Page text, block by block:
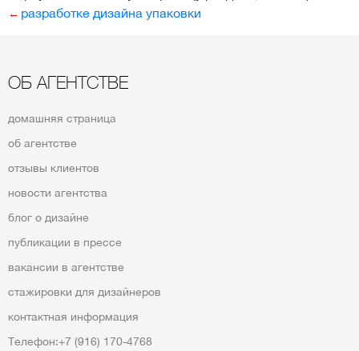
разработке дизайна упаковки
ОБ АГЕНТСТВЕ
домашняя страница
об агентстве
отзывы клиентов
новости агентства
блог о дизайне
публикации в прессе
вакансии в агентстве
стажировки для дизайнеров
контактная информация
Телефон:+7 (916) 170-4768